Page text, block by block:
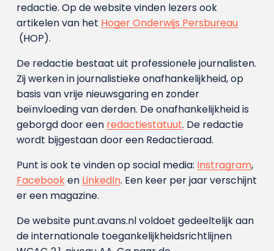
redactie. Op de website vinden lezers ook
artikelen van het Hoger Onderwijs Persbureau
(HOP).
De redactie bestaat uit professionele journalisten.
Zij werken in journalistieke onafhankelijkheid, op
basis van vrije nieuwsgaring en zonder
beïnvloeding van derden. De onafhankelijkheid is
geborgd door een redactiestatuut. De redactie
wordt bijgestaan door een Redactieraad.
Punt is ook te vinden op social media: Instragram,
Facebooken LinkedIn. Een keer per jaar verschijnt
er een magazine.
De website punt.avans.nl voldoet gedeeltelijk aan
de internationale toegankelijkheidsrichtlijnen